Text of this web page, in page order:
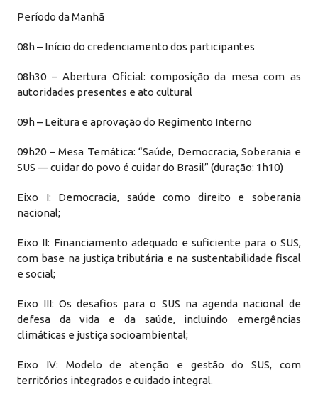
Período da Manhã
08h – Início do credenciamento dos participantes
08h30 – Abertura Oficial: composição da mesa com as
autoridades presentes e ato cultural
09h – Leitura e aprovação do Regimento Interno
09h20 – Mesa Temática: “Saúde, Democracia, Soberania e
SUS — cuidar do povo é cuidar do Brasil” (duração: 1h10)
Eixo I: Democracia, saúde como direito e soberania
nacional;
Eixo II: Financiamento adequado e suficiente para o SUS,
com base na justiça tributária e na sustentabilidade fiscal
e social;
Eixo III: Os desafios para o SUS na agenda nacional de
defesa da vida e da saúde, incluindo emergências
climáticas e justiça socioambiental;
Eixo IV: Modelo de atenção e gestão do SUS, com
territórios integrados e cuidado integral.